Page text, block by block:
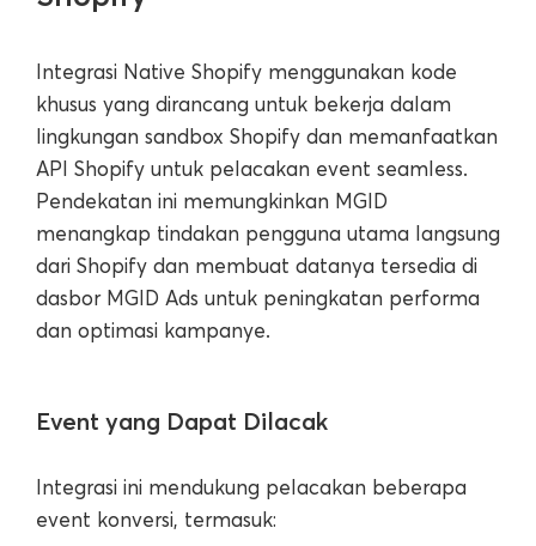
Integrasi Native Shopify menggunakan kode
khusus yang dirancang untuk bekerja dalam
lingkungan sandbox Shopify dan memanfaatkan
API Shopify untuk pelacakan event seamless.
Pendekatan ini memungkinkan MGID
menangkap tindakan pengguna utama langsung
dari Shopify dan membuat datanya tersedia di
dasbor MGID Ads untuk peningkatan performa
dan optimasi kampanye.
Event yang Dapat Dilacak
Integrasi ini mendukung pelacakan beberapa
event konversi, termasuk: